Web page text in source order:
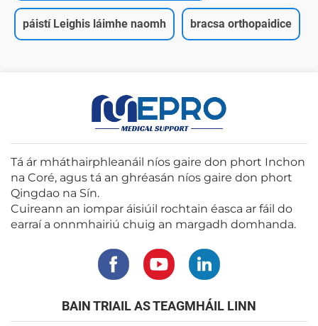
páistí Leighis láimhe naomh bracsa orthopaidice
Tá ár mháthairphleanáil níos gaire don phort Inchon
na Coré, agus tá an ghréasán níos gaire don phort
Qingdao na Sín.
Cuireann an iompar áisiúil rochtain éasca ar fáil do
earraí a onnmhairiú chuig an margadh domhanda.
BAIN TRIAIL AS TEAGMHÁIL LINN